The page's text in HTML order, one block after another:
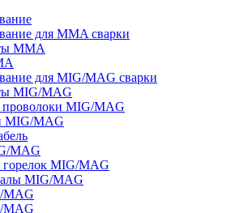
для MMA сварки
MMA
для MIG/MAG сварки
MIG/MAG
MIG/MAG
MIG/MAG
MAG
горелок MIG/MAG
MIG/MAG
MAG
MAG